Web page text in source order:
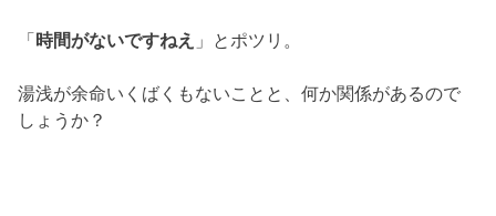
「時間がないですねえ 」とポツリ。
湯浅が余命いくばくもないことと、何か関係があるので
しょうか？